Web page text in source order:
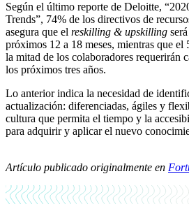
Según el último reporte de Deloitte, “
Trends”, 74% de los directivos de
asegura que el reskilling &upskilling
próximos 12 a 18 meses, mientras que el
la mitad de los colaboradores requerirán
los próximos tres años.
Lo anterior indica la necesidad de
actualización: diferenciadas, ágiles y
cultura que permita el tiempo y la
para adquirir y aplicar el nuevo
Artículo publicado originalmente en